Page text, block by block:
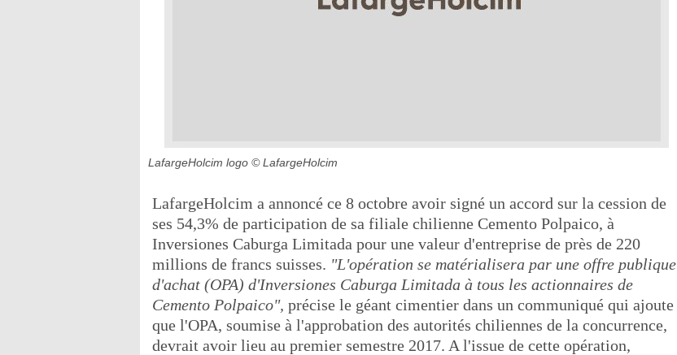
LafargeHolcim logo © LafargeHolcim
LafargeHolcim a annoncé ce 8 octobre avoir signé un accord sur la cession de
ses 54,3% de participation de sa filiale chilienne Cemento Polpaico, à
Inversiones Caburga Limitada pour une valeur d'entreprise de près de 220
millions de francs suisses. "L'opération se matérialisera par une offre publique
d'achat (OPA) d'Inversiones Caburga Limitada à tous les actionnaires de
Cemento Polpaico", précise le géant cimentier dans un communiqué qui ajoute
que l'OPA, soumise à l'approbation des autorités chiliennes de la concurrence,
devrait avoir lieu au premier semestre 2017. A l'issue de cette opération,